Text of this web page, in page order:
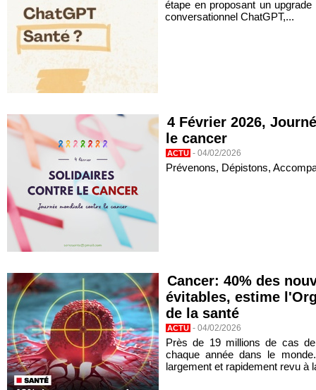
étape en proposant un
conversationnel ChatGPT,...
4 Février 2026,
le cancer
ACTU -04/02/2026
Prévenons, Dépistons,
Cancer: 40% des
évitables, estime
de la santé
ACTU -04/02/2026
Près de 19 millions de cas
chaque année dans le
largement et rapidement revu à